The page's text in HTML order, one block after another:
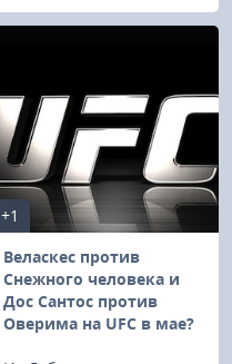
+1
Веласкес против
Снежного человека и
Дос Сантос против
Оверима на UFC в мае?